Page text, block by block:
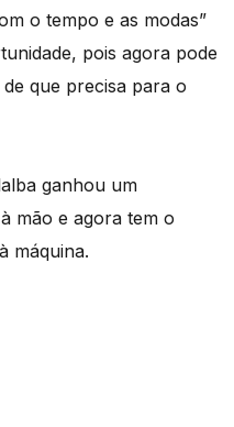
o tempo e as modas”
pois agora pode
que precisa para o
ganhou um
mão e agora tem o
máquina.